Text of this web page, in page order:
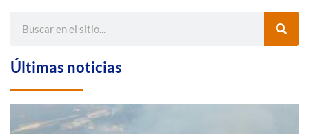
Últimas noticias